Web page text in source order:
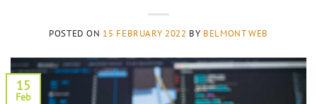
POSTED ON 15 FEBRUARY 2022 BY BELMONT WEB
15
Feb